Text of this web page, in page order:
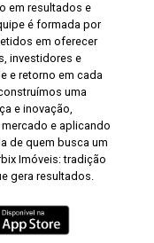
em resultados e
é formada por
em oferecer
investidores e
e retorno em cada
uma
e inovação,
e aplicando
de quem busca um
Imóveis: tradição
gera resultados.